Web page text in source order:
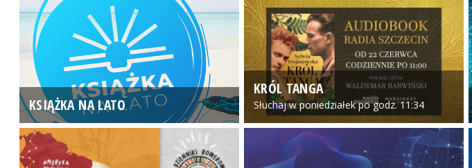
KSIĄŻKA NA LATO
KRÓL TANGA
Słuchaj w poniedziałek po godz. 11:34